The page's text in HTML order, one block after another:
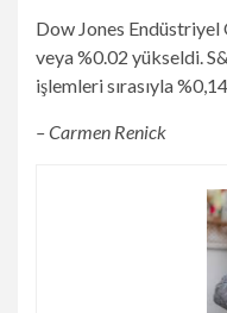
Dow Jones
veya %0.02 yükseldi.
işlemleri sırasıyla
– Carmen Renick